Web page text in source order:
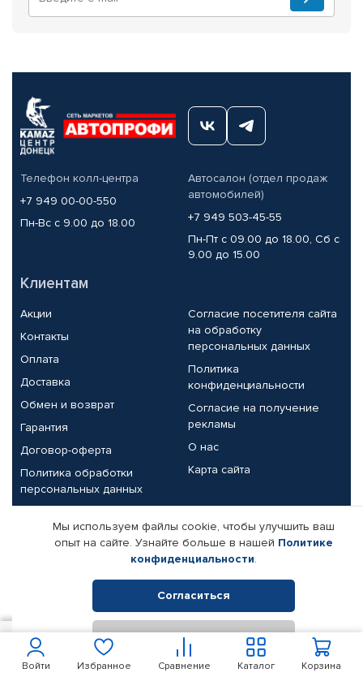
Войти Избранное Сравнение Корзина
Каталог
Телефон колл-центра
+7 949 00-00-550
Пн-Вс с 9.00 до 18.00
Автосалон (отдел продаж
автомобилей)
+7 949 503-45-55
Пн-Пт с 09.00 до 18.00, Сб с
9.00 до 15.00
Клиентам
Акции
Контакты
Оплата
Доставка
Обмен и возврат
Гарантия
Договор-оферта
Политика обработки
персональных данных
Согласие посетителя сайта
на обработку
персональных данных
Политика
конфиденциальности
Согласие на получение
рекламы
О нас
Карта сайта
Партнерам
Корпоративным клиентам
Поставщикам
Реквизиты компании
© КАМАЗ ЦЕНТР ДОНЕЦК, 2015-2026. Все права защищены.
Интернет-магазин автомобильных товаров Автопрофи.
Мы используем файлы cookie, чтобы улучшить ваш
опыт на сайте. Узнайте больше в нашей Политике
конфиденциальности.
Согласиться
Отклонить
100 В корзину